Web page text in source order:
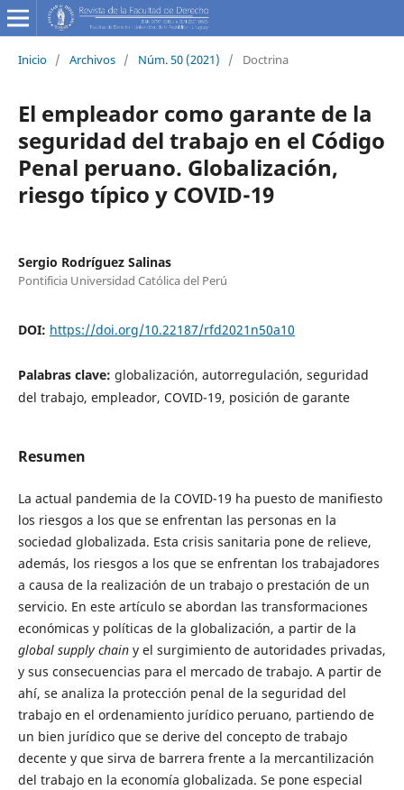
Inicio / Archivos / Núm. 50 (2021) / Doctrina
El empleador como garante de la
seguridad del trabajo en el Código
Penal peruano. Globalización,
riesgo típico y COVID-19
Sergio Rodríguez Salinas
Pontificia Universidad Católica del Perú
DOI: https://doi.org/10.22187/rfd2021n50a10
Palabras clave: globalización, autorregulación, seguridad
del trabajo, empleador, COVID-19, posición de garante
Resumen
La actual pandemia de la COVID-19 ha puesto de manifiesto
los riesgos a los que se enfrentan las personas en la
sociedad globalizada. Esta crisis sanitaria pone de relieve,
además, los riesgos a los que se enfrentan los trabajadores
a causa de la realización de un trabajo o prestación de un
servicio. En este artículo se abordan las transformaciones
económicas y políticas de la globalización, a partir de la
global supply chain y el surgimiento de autoridades privadas,
y sus consecuencias para el mercado de trabajo. A partir de
ahí, se analiza la protección penal de la seguridad del
trabajo en el ordenamiento jurídico peruano, partiendo de
un bien jurídico que se derive del concepto de trabajo
decente y que sirva de barrera frente a la mercantilización
del trabajo en la economía globalizada. Se pone especial